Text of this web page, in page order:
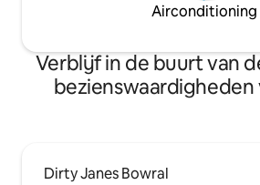
Airconditioning
Verblijf in de buurt van
bezienswaardigheden
Dirty Janes Bowral